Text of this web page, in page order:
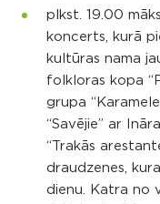
plkst. 19.00
koncerts, kurā
kultūras nama
folkloras kopa
grupa
“Savējie” ar
“Trakās
draudzenes,
dienu. Katra no